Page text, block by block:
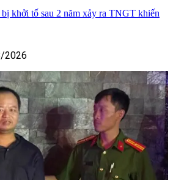
khởi tố sau 2 năm xảy ra TNGT khiến
2026